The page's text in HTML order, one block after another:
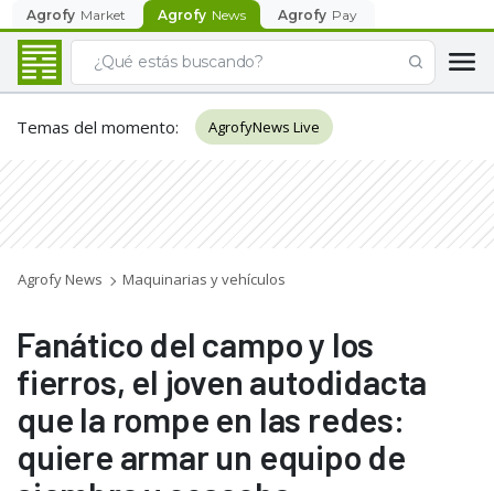
Agrofy Market Agrofy News Agrofy Pay
Temas del momento: AgrofyNews Live
Agrofy News Maquinarias y vehículos
Fanático del campo y los
fierros, el joven autodidacta
que la rompe en las redes:
quiere armar un equipo de